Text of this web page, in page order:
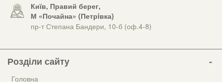
Київ, Правий берег,
М «Почайна» (Петрiвка)
пр-т Степана Бандери, 10-б (оф.4-8)
Розділи сайту
Головна